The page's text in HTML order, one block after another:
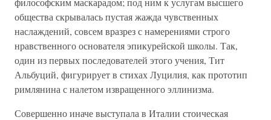
общества скрывалась пустая жажда чувственных
наслаждений, совсем вразрез с намерениями строго
нравственного основателя эпикурейской школы. Так,
один из первых последователей этого учения, Тит
Альбуций, фигурирует в стихах Луцилия, как прототип
римлянина с налетом извращенного эллинизма.
Совершенно иначе выступала в Италии стоическая